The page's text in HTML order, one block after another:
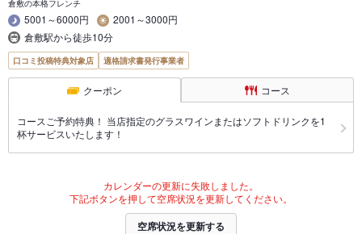
倉敷の本格フレンチ
5001～6000円
2001～3000円
倉敷駅から徒歩10分
口コミ投稿特典対象店 適格請求書発行事業者
クーポン コース
コースご予約特典！ 当店指定のグラスワインまたはソフトドリンクを1
杯サービスいたします！
カレンダーの更新に失敗しました。
下記ボタンを押して空席状況を更新してください。
空席状況を更新する